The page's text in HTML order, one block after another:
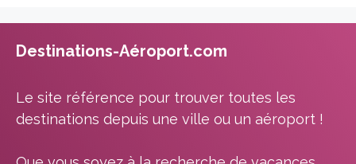
Destinations-Aéroport.com
Le site référence pour trouver toutes les
destinations depuis une ville ou un aéroport !